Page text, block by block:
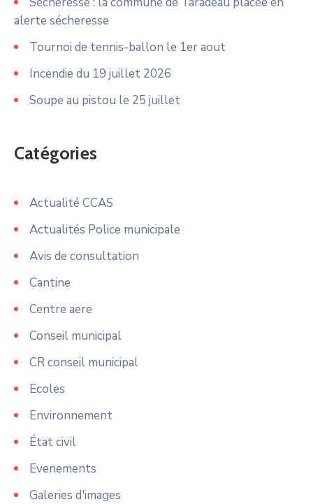
alerte sécheresse
Tournoi de tennis-ballon le 1er aout
Incendie du 19 juillet 2026
Soupe au pistou le 25 juillet
Catégories
Actualité CCAS
Actualités Police municipale
Avis de consultation
Cantine
Centre aere
Conseil municipal
CR conseil municipal
Ecoles
Environnement
État civil
Evenements
Galeries d'images